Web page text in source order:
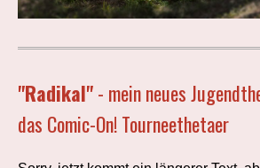
"Radikal"- mein neues
das Comic-On! Tourneethetaer